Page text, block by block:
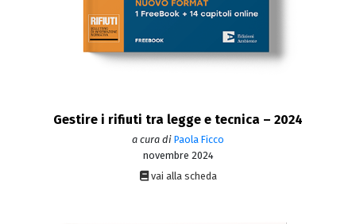
Gestire i rifiuti tra legge e tecnica – 2024
a cura di Paola Ficco
novembre 2024
vai alla scheda